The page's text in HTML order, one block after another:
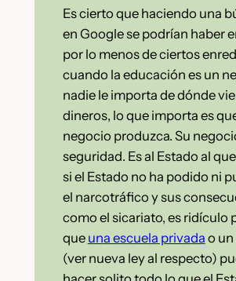
Es cierto que haciendo una
en Google se podrían haber
por lo menos de ciertos
cuando la educación es un
nadie le importa de dónde
dineros, lo que importa es
negocio produzca. Su
seguridad. Es al Estado al
si el Estado no ha podido ni
el narcotráfico y sus
como el sicariato, es ridículo
que una escuela privada o
(ver nueva ley al respecto)